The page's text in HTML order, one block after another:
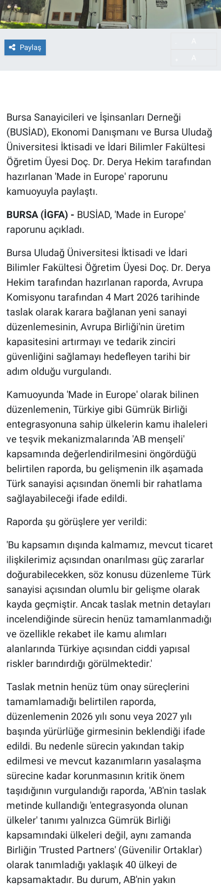
Paylaş
Bursa Sanayicileri ve İşinsanları Derneği
(BUSİAD), Ekonomi Danışmanı ve Bursa Uludağ
Üniversitesi İktisadi ve İdari Bilimler Fakültesi
Öğretim Üyesi Doç. Dr. Derya Hekim tarafından
hazırlanan 'Made in Europe' raporunu
kamuoyuyla paylaştı.
BURSA (İGFA) - BUSİAD, 'Made in Europe'
raporunu açıkladı.
Bursa Uludağ Üniversitesi İktisadi ve İdari
Bilimler Fakültesi Öğretim Üyesi Doç. Dr. Derya
Hekim tarafından hazırlanan raporda, Avrupa
Komisyonu tarafından 4 Mart 2026 tarihinde
taslak olarak karara bağlanan yeni sanayi
düzenlemesinin, Avrupa Birliği'nin üretim
kapasitesini artırmayı ve tedarik zinciri
güvenliğini sağlamayı hedefleyen tarihi bir
adım olduğu vurgulandı.
Kamuoyunda 'Made in Europe' olarak bilinen
düzenlemenin, Türkiye gibi Gümrük Birliği
entegrasyonuna sahip ülkelerin kamu ihaleleri
ve teşvik mekanizmalarında 'AB menşeli'
kapsamında değerlendirilmesini öngördüğü
belirtilen raporda, bu gelişmenin ilk aşamada
Türk sanayisi açısından önemli bir rahatlama
sağlayabileceği ifade edildi.
Raporda şu görüşlere yer verildi:
'Bu kapsamın dışında kalmamız, mevcut ticaret
ilişkilerimiz açısından onarılması güç zararlar
doğurabilecekken, söz konusu düzenleme Türk
sanayisi açısından olumlu bir gelişme olarak
kayda geçmiştir. Ancak taslak metnin detayları
incelendiğinde sürecin henüz tamamlanmadığı
ve özellikle rekabet ile kamu alımları
alanlarında Türkiye açısından ciddi yapısal
riskler barındırdığı görülmektedir.'
Taslak metnin henüz tüm onay süreçlerini
tamamlamadığı belirtilen raporda,
düzenlemenin 2026 yılı sonu veya 2027 yılı
başında yürürlüğe girmesinin beklendiği ifade
edildi. Bu nedenle sürecin yakından takip
edilmesi ve mevcut kazanımların yasalaşma
sürecine kadar korunmasının kritik önem
taşıdığının vurgulandığı raporda, 'AB'nin taslak
metinde kullandığı 'entegrasyonda olunan
ülkeler' tanımı yalnızca Gümrük Birliği
kapsamındaki ülkeleri değil, aynı zamanda
Birliğin 'Trusted Partners' (Güvenilir Ortaklar)
olarak tanımladığı yaklaşık 40 ülkeyi de
kapsamaktadır. Bu durum, AB'nin yakın